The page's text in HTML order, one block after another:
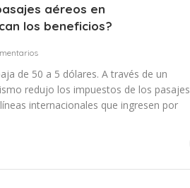
aéreos en
los beneficios?
de 50 a 5 dólares. A través de un
redujo los impuestos de los pasajes
internacionales que ingresen por